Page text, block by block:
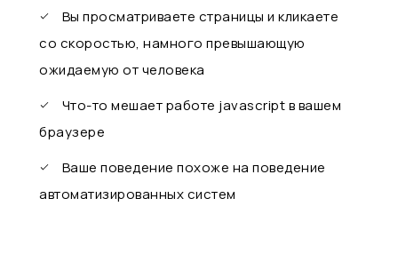
Вы просматриваете страницы и кликаете
со скоростью, намного превышающую
ожидаемую от человека
Что-то мешает работе javascript в вашем
браузере
Ваше поведение похоже на поведение
автоматизированных систем